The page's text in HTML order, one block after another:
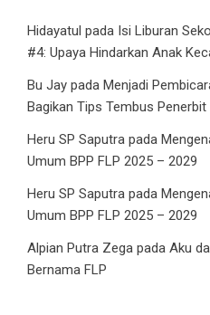
Hidayatul pada Isi Liburan
#4: Upaya Hindarkan Anak
Bu Jay pada Menjadi
Bagikan Tips Tembus Penerbit
Heru SP Saputra pada
Umum BPP FLP 2025 – 2029
Heru SP Saputra pada
Umum BPP FLP 2025 – 2029
Alpian Putra Zega pada Aku
Bernama FLP